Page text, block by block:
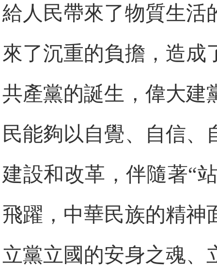
給人民帶來了物質生活
來了沉重的負擔，造成
共產黨的誕生，偉大建
民能夠以自覺、自信、
建設和改革，伴隨著“
飛躍，中華民族的精神
立黨立國的安身之魂、